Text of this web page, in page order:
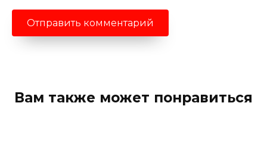
Вам также может понравиться